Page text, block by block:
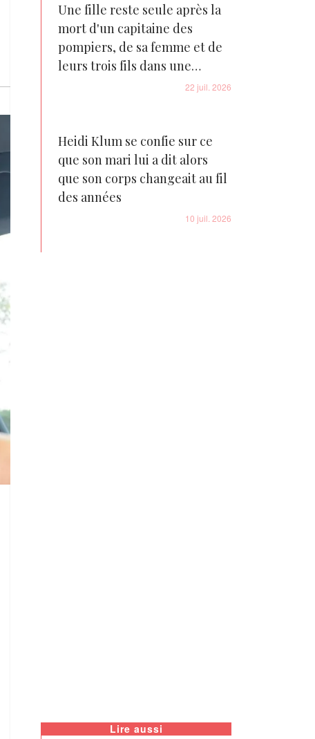
Une fille reste seule après la
mort d'un capitaine des
pompiers, de sa femme et de
leurs trois fils dans une
tragédie familiale déchirante
22 juil. 2026
Heidi Klum se confie sur ce
que son mari lui a dit alors
que son corps changeait au fil
des années
10 juil. 2026
Lire aussi